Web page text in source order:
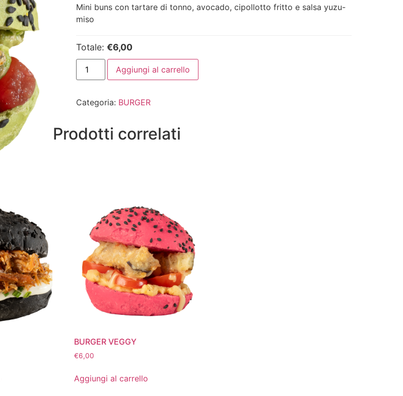
Mini buns con tartare di tonno, avocado, cipollotto fritto e salsa yuzu-
miso
Totale: €6,00
Aggiungi al carrello
Categoria: BURGER
Prodotti correlati
BURGER VEGGY
€6,00
Aggiungi al carrello